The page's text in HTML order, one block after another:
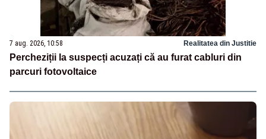
7 aug. 2026, 10:58 Realitatea din Justitie
Percheziții la suspecți acuzați că au furat cabluri din
parcuri fotovoltaice